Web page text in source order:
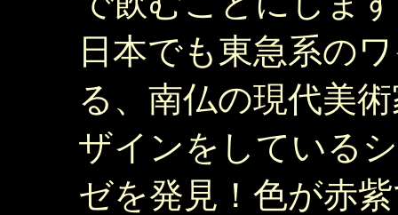
日本でも東急系の
る、南仏の現代美
ザインをしている
ゼを発見！色が赤